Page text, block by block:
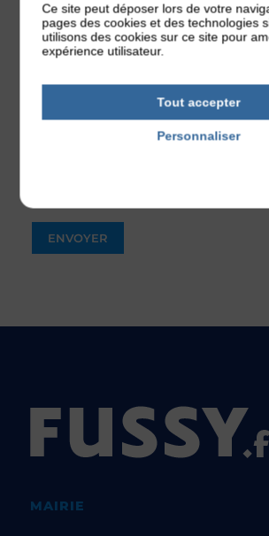
Conformément à l'article 34 de la loi du 6 janvier
ENVOYER
MAIRIE
Ce site peut déposer lors de votre
pages des cookies et des technologies
utilisons des cookies sur ce site pour
expérience utilisateur.
Tout accepter
Personnaliser